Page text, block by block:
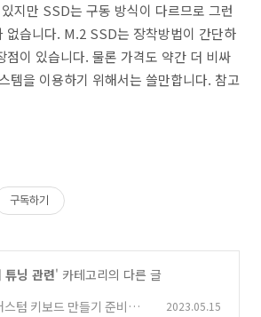
지만 SSD는 구동 방식이 다르므로 그런
없습니다. M.2 SSD는 장착방법이 간단하
점이 있습니다. 물론 가격도 약간 더 비싸
템을 이용하기 위해서는 쓸만합니다. 참고
구독하기
튜닝 관련' 카테고리의 다른 글
텀 키보드 만들기 준비물
2023.05.15